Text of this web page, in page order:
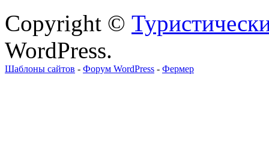
Copyright ©
WordPress.
Шаблоны сайтов - Форум WordPress - Фермер